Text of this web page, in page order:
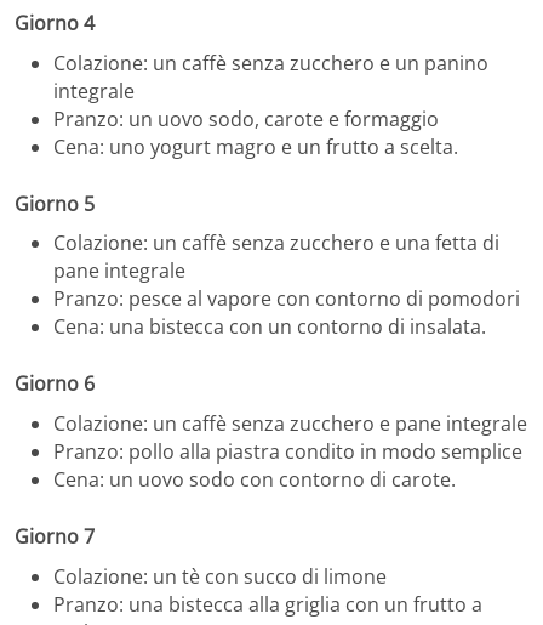
Giorno 4
Colazione: un caffè senza zucchero e un panino
integrale
Pranzo: un uovo sodo, carote e formaggio
Cena: uno yogurt magro e un frutto a scelta.
Giorno 5
Colazione: un caffè senza zucchero e una fetta di
pane integrale
Pranzo: pesce al vapore con contorno di pomodori
Cena: una bistecca con un contorno di insalata.
Giorno 6
Colazione: un caffè senza zucchero e pane integrale
Pranzo: pollo alla piastra condito in modo semplice
Cena: un uovo sodo con contorno di carote.
Giorno 7
Colazione: un tè con succo di limone
Pranzo: una bistecca alla griglia con un frutto a